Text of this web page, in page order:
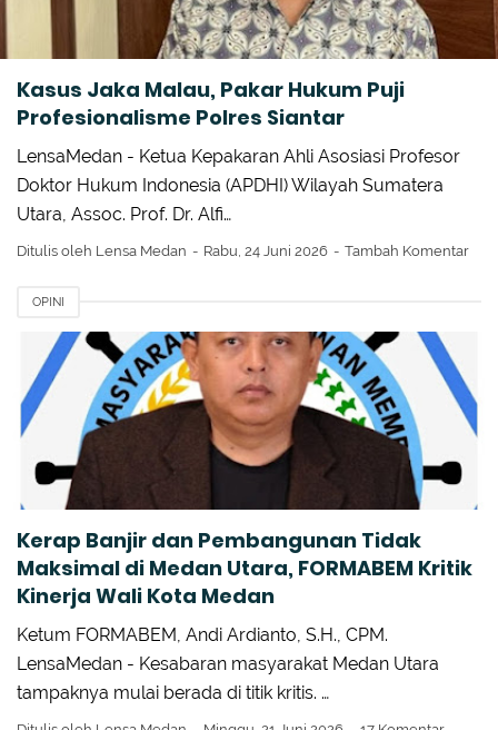
Kasus Jaka Malau, Pakar Hukum Puji
Profesionalisme Polres Siantar
LensaMedan - Ketua Kepakaran Ahli Asosiasi Profesor
Doktor Hukum Indonesia (APDHI) Wilayah Sumatera
Utara, Assoc. Prof. Dr. Alfi…
Ditulis oleh Lensa Medan Rabu, 24 Juni 2026 Tambah Komentar
OPINI
Kerap Banjir dan Pembangunan Tidak
Maksimal di Medan Utara, FORMABEM Kritik
Kinerja Wali Kota Medan
Ketum FORMABEM, Andi Ardianto, S.H., CPM.
LensaMedan - Kesabaran masyarakat Medan Utara
tampaknya mulai berada di titik kritis. …